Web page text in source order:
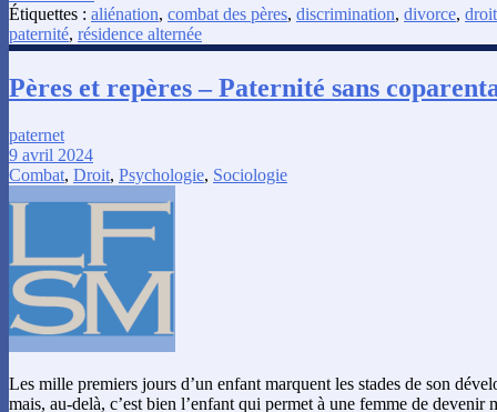
Étiquettes : aliénation, combat des pères, discrimination, divorce,
paternité, résidence alternée
Pères et repères – Paternité sans
paternet
9 avril 2024
Combat, Droit, Psychologie, Sociologie
Les mille premiers jours d’un enfant marquent les stades de son
mais, au-delà, c’est bien l’enfant qui permet à une femme de devenir